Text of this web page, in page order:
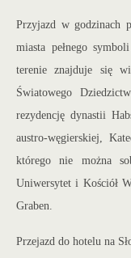
Przyjazd w godzinach
miasta pełnego
terenie znajduje się
Światowego
rezydencję dynastii
austro-węgierskiej,
którego nie można
Uniwersytet i Kościół
Graben.
Przejazd do hotelu na